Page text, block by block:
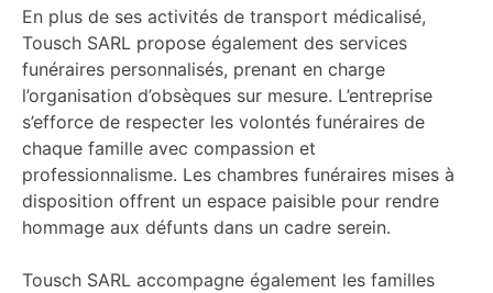
En plus de ses activités de transport médicalisé,
Tousch SARL propose également des services
funéraires personnalisés, prenant en charge
l’organisation d’obsèques sur mesure. L’entreprise
s’efforce de respecter les volontés funéraires de
chaque famille avec compassion et
professionnalisme. Les chambres funéraires mises à
disposition offrent un espace paisible pour rendre
hommage aux défunts dans un cadre serein.
Tousch SARL accompagne également les familles